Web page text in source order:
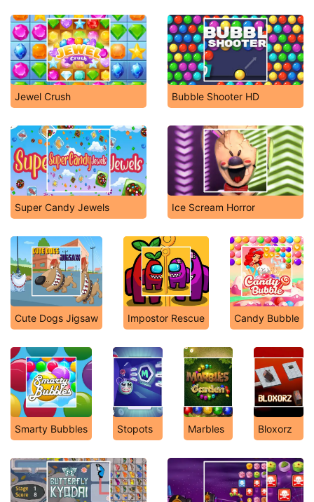
Jewel Crush Bubble Shooter HD
Super Candy Jewels Ice Scream Horror
Cute Dogs Jigsaw Impostor Rescue Candy Bubble
Smarty Bubbles Stopots Marbles Bloxorz